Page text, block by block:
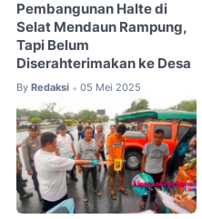
Pembangunan Halte di
Selat Mendaun Rampung,
Tapi Belum
Diserahterimakan ke Desa
By Redaksi • 05 Mei 2025